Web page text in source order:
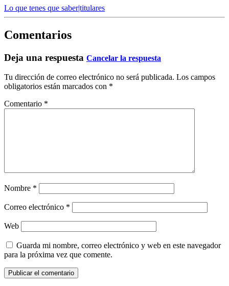
Lo que tenes que saber|titulares
Comentarios
Deja una respuesta Cancelar la respuesta
Tu dirección de correo electrónico no será publicada. Los campos
obligatorios están marcados con *
Comentario *
Nombre *
Correo electrónico *
Web
Guarda mi nombre, correo electrónico y web en este navegador
para la próxima vez que comente.